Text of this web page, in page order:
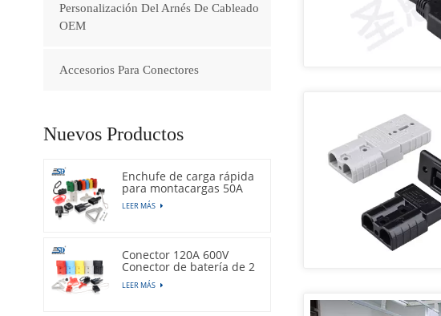
Personalización Del Arnés De Cableado
OEM
Accesorios Para Conectores
Nuevos Productos
Enchufe de carga rápida
para montacargas 50A
600V
LEER MÁS
Conector 120A 600V
Conector de batería de 2
pines
LEER MÁS